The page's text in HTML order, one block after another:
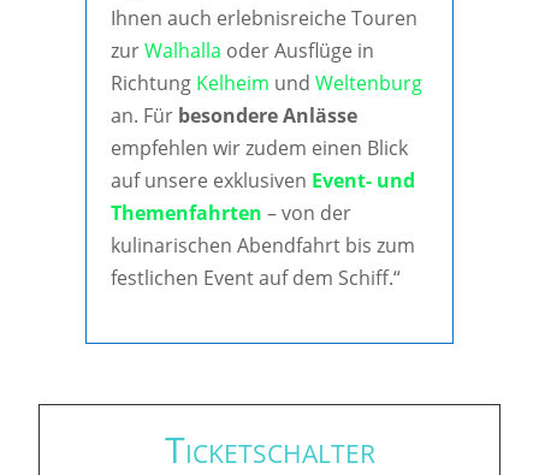
Ihnen auch erlebnisreiche Touren
zurWalhalla oder Ausflüge in
Richtung Kelheim und Weltenburg
an. Für besondere Anlässe
empfehlen wir zudem einen Blick
auf unsere exklusiven Event- und
Themenfahrten – von der
kulinarischen Abendfahrt bis zum
festlichen Event auf dem Schiff.“
Ticketschalter